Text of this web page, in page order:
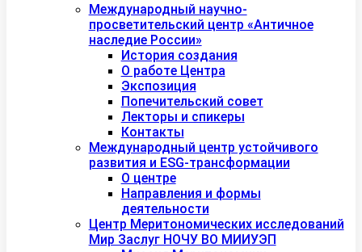
Международный научно-
просветительский центр «Античное
наследие России»
История создания
О работе Центра
Экспозиция
Попечительский совет
Лекторы и спикеры
Контакты
Международный центр устойчивого
развития и ESG-трансформации
О центре
Направления и формы
деятельности
Центр Меритономических исследований
Мир Заслуг НОЧУ ВО МИИУЭП